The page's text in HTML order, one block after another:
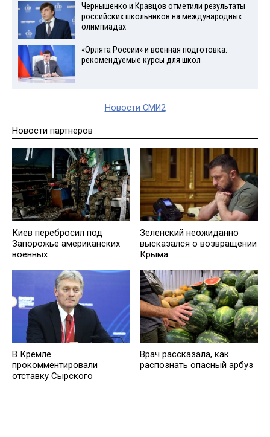
Чернышенко и Кравцов отметили результаты
российских школьников на международных
олимпиадах
«Орлята России» и военная подготовка:
рекомендуемые курсы для школ
Новости СМИ2
Новости партнеров
Киев перебросил под
Запорожье американских
военных
Зеленский неожиданно
высказался о возвращении
Крыма
В Кремле
прокомментировали
отставку Сырского
Врач рассказала, как
распознать опасный арбуз